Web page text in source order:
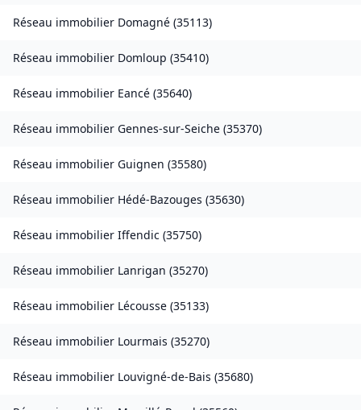
Réseau immobilier Domagné (35113)
Réseau immobilier Domloup (35410)
Réseau immobilier Eancé (35640)
Réseau immobilier Gennes-sur-Seiche (35370)
Réseau immobilier Guignen (35580)
Réseau immobilier Hédé-Bazouges (35630)
Réseau immobilier Iffendic (35750)
Réseau immobilier Lanrigan (35270)
Réseau immobilier Lécousse (35133)
Réseau immobilier Lourmais (35270)
Réseau immobilier Louvigné-de-Bais (35680)